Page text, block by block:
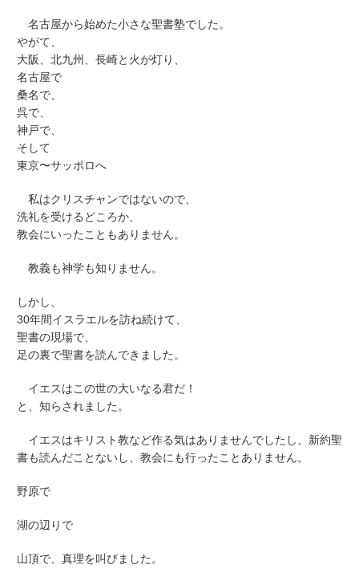
名古屋から始めた小さな聖書塾でした。
やがて、
大阪、北九州、長崎と火が灯り、
名古屋で
桑名で、
呉で、
神戸で、
そして
東京〜サッポロへ
私はクリスチャンではないので、
洗礼を受けるどころか、
教会にいったこともありません。
教義も神学も知りません。
しかし、
30年間イスラエルを訪ね続けて、
聖書の現場で、
足の裏で聖書を読んできました。
イエスはこの世の大いなる君だ！
と、知らされました。
イエスはキリスト教など作る気はありませんでしたし、新約聖
書も読んだことないし、教会にも行ったことありません。
野原で
湖の辺りで
山頂で、真理を叫びました。